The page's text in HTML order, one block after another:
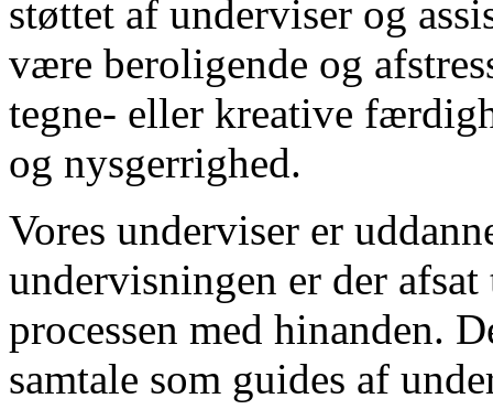
støttet af underviser og
være beroligende og
tegne- eller kreative
og nysgerrighed.
Vores underviser er
undervisningen er der
processen med hinanden.
samtale som guides af